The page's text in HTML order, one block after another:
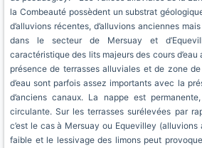
la Combeauté possèdent un substrat
d’alluvions récentes, d’alluvions anciennes
dans le secteur de Mersuay et
caractéristique des lits majeurs des cours
présence de terrasses alluviales et de zone
d’eau sont parfois assez importants avec la
d’anciens canaux. La nappe est
circulante. Sur les terrasses surélevées par
c’est le cas à Mersuay ou Equevilley
faible et le lessivage des limons peut